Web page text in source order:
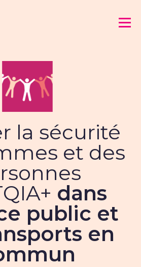
la sécurité
et des
dans
public et
en